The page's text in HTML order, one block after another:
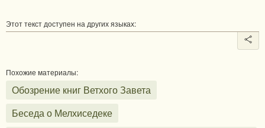
Этот текст доступен на других языках:
Похожие материалы:
Обозрение книг Ветхого Завета
Беседа о Мелхиседеке